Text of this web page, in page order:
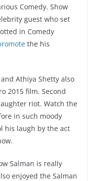
Comedy. Show
guest who set
in Comedy
the his
Athiya Shetty also
2015 film. Second
riot. Watch the
in such moody
his laugh by the act
Salman is really
enjoyed the Salman